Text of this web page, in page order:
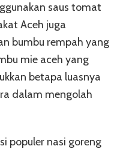
saus tomat
Aceh juga
bumbu rempah yang
mie aceh yang
betapa luasnya
dalam mengolah
populer nasi goreng